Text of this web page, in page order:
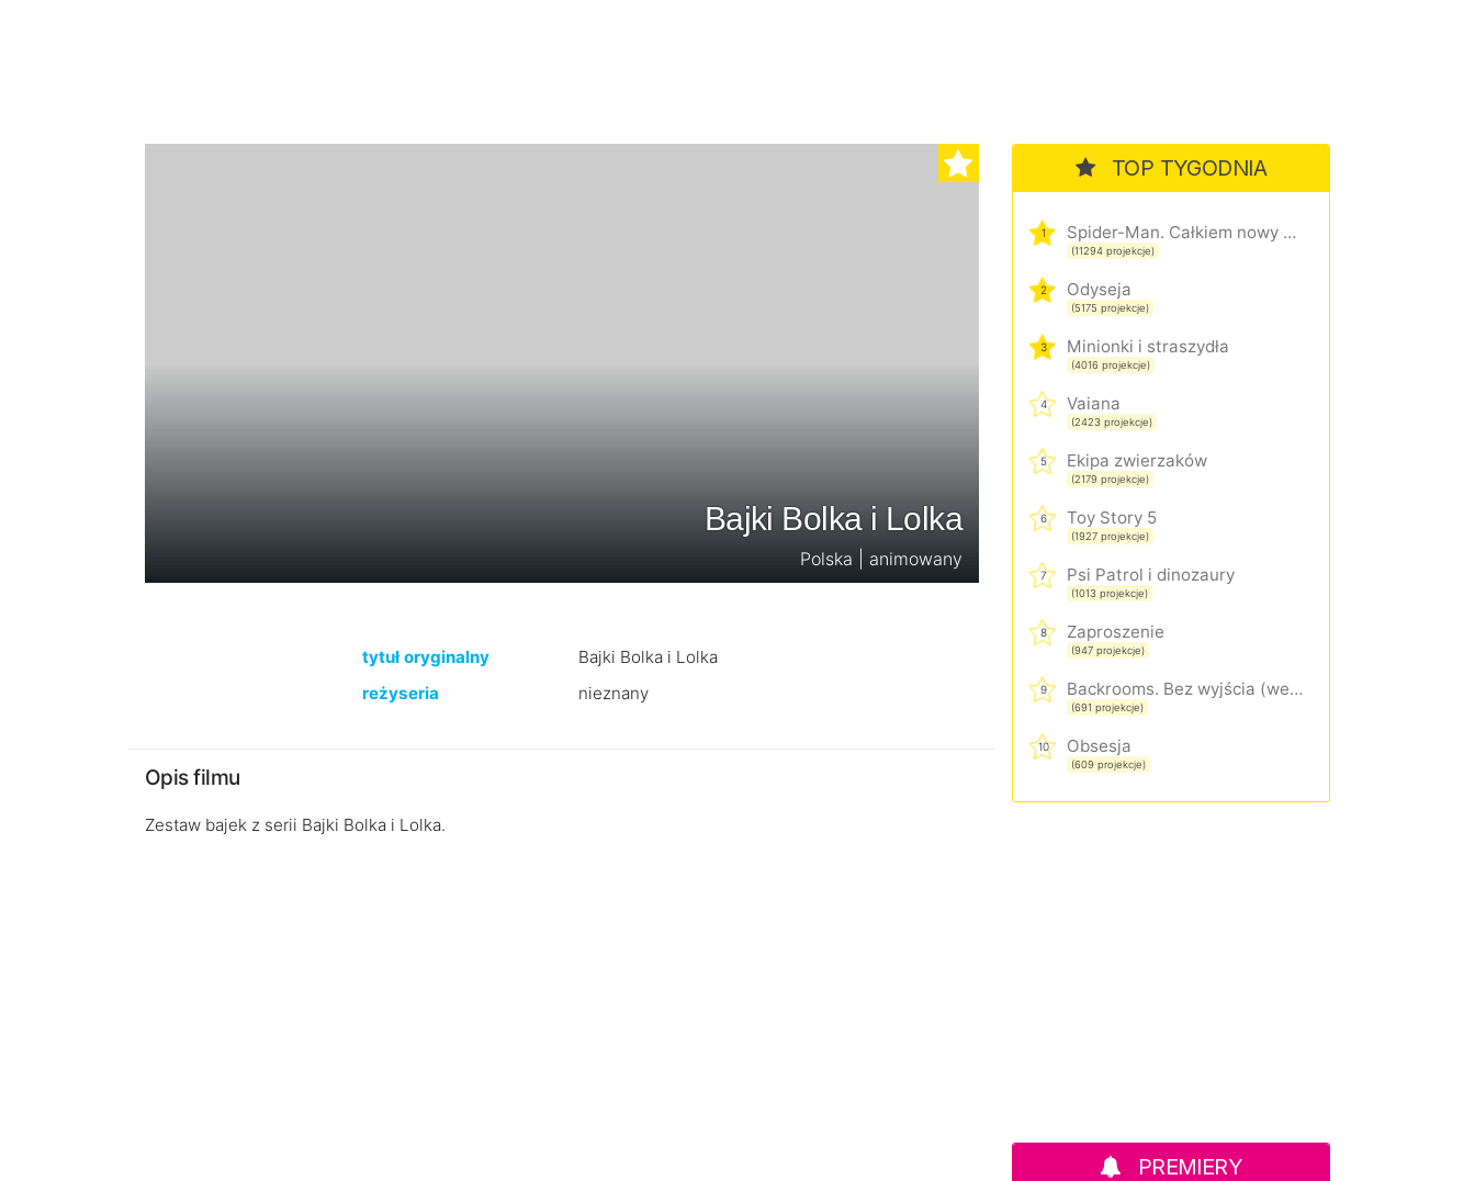
Bajki Bolka i Lolka
Polska | animowany
tytuł oryginalny
Bajki Bolka i Lolka
reżyseria
nieznany
Opis filmu
Zestaw bajek z serii Bajki Bolka i Lolka.
TOP TYGODNIA
1 Spider-Man. Całkiem nowy dzień
(11294 projekcje)
2 Odyseja
(5175 projekcje)
3 Minionki i straszydła
(4016 projekcje)
4 Vaiana
(2423 projekcje)
5 Ekipa zwierzaków
(2179 projekcje)
6 Toy Story 5
(1927 projekcje)
7 Psi Patrol i dinozaury
(1013 projekcje)
8 Zaproszenie
(947 projekcje)
9 Backrooms. Bez wyjścia (wersja rozszerzona)
(691 projekcje)
10 Obsesja
(609 projekcje)
PREMIERY